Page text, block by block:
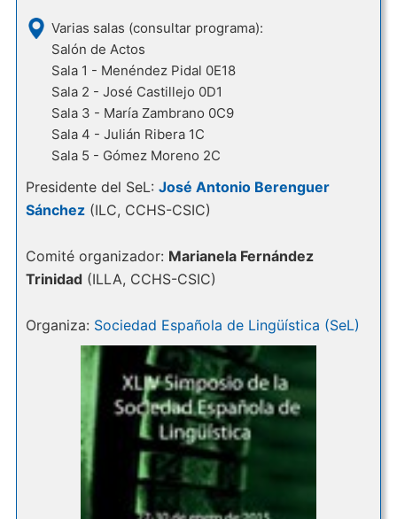
Varias salas (consultar programa):
Salón de Actos
Sala 1 - Menéndez Pidal 0E18
Sala 2 - José Castillejo 0D1
Sala 3 - María Zambrano 0C9
Sala 4 - Julián Ribera 1C
Sala 5 - Gómez Moreno 2C
Presidente del SeL: José Antonio Berenguer
Sánchez(ILC, CCHS-CSIC)
Comité organizador: Marianela Fernández
Trinidad(ILLA, CCHS-CSIC)
Organiza: Sociedad Española de Lingüística (SeL)